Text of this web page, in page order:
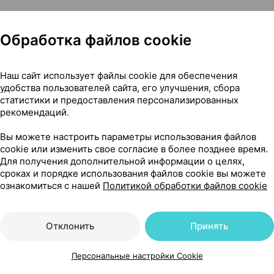
педикулицидным средством для избавления
Может быть использован в целях профилактики
неприятного запаха, не склеивает волосы и не
удобный гребешок для механического
до 1 года, беременных и кормящих женщин, а
имеющих различные кожные заболевания, или
Обработка файлов cookie
Наш сайт использует файлы cookie для обеспечения
удобства пользователей сайта, его улучшения, сбора
статистики и предоставления персонализированных
рекомендаций.
Вы можете настроить параметры использования файлов
cookie или изменить свое согласие в более позднее время.
Для получения дополнительной информации о целях,
сроках и порядке использования файлов cookie вы можете
ознакомиться с нашей Политикой обработки файлов cookie
Отклонить Принять
Персональные настройки Cookie